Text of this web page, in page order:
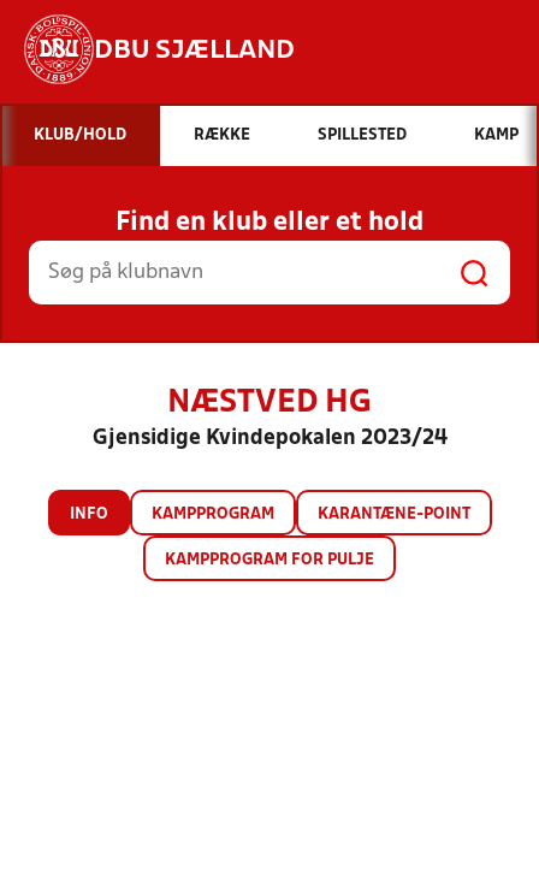
DBU SJÆLLAND
Hvad vil du søge efter?
INDHOLD OG NYHEDER
STILLINGER, RESULTATER, KLUBBER OG
HOLD
KLUB/HOLD RÆKKE SPILLESTED KAMP
Find en klub eller et hold
NÆSTVED HG
Gjensidige Kvindepokalen 2023/24
INFO KAMPPROGRAM KARANTÆNE-POINT
KAMPPROGRAM FOR PULJE